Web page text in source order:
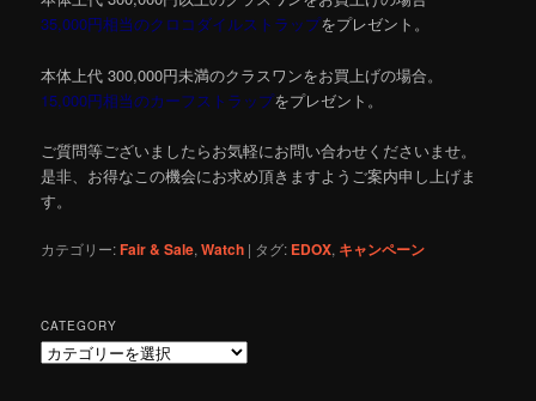
35,000円相当のクロコダイルストラップをプレゼント。
本体上代 300,000円未満のクラスワンをお買上げの場合。
15,000円相当のカーフストラップをプレゼント。
ご質問等ございましたらお気軽にお問い合わせくださいませ。
是非、お得なこの機会にお求め頂きますようご案内申し上げま
す。
カテゴリー:Fair & Sale,Watch | タグ: EDOX, キャンペーン
CATEGORY
C